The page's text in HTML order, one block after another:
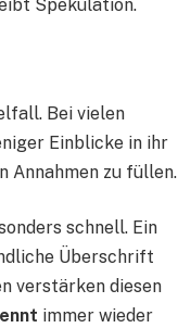
Spekulation.
Bei vielen
Einblicke in ihr
Annahmen zu füllen.
schnell. Ein
Überschrift
verstärken diesen
immer wieder